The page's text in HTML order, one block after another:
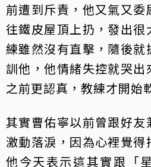
前遭到斥責，他又氣又
往鐵皮屋頂上扔，發出很
練雖然沒有直擊，隨後就
訓他，他情緒失控就哭
之前更認真，教練才開始
其實曹佑寧以前曾跟好友
激動落淚，因為心裡覺得
他今天表示這其實跟「